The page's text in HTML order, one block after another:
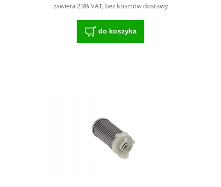
zawiera 23% VAT, bez kosztów dostawy
do koszyka